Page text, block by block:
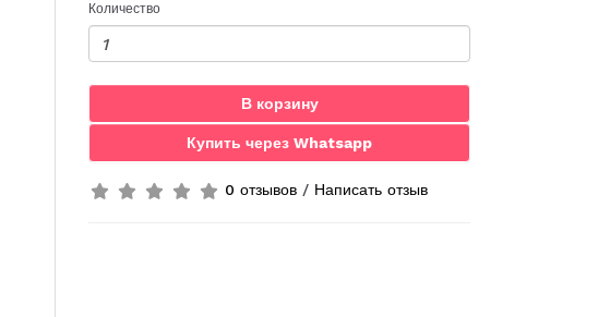
Количество
В корзину
Купить через Whatsapp
0 отзывов / Написать отзыв